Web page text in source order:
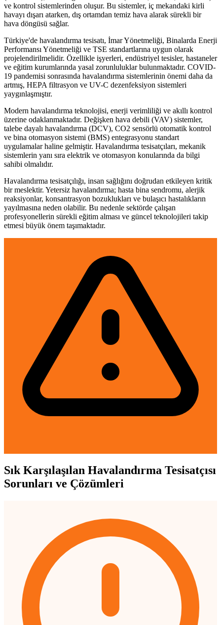
ve kontrol sistemlerinden oluşur. Bu sistemler, iç mekandaki kirli
havayı dışarı atarken, dış ortamdan temiz hava alarak sürekli bir
hava döngüsü sağlar.
Türkiye'de havalandırma tesisatı, İmar Yönetmeliği, Binalarda Enerji
Performansı Yönetmeliği ve TSE standartlarına uygun olarak
projelendirilmelidir. Özellikle işyerleri, endüstriyel tesisler, hastaneler
ve eğitim kurumlarında yasal zorunluluklar bulunmaktadır. COVID-
19 pandemisi sonrasında havalandırma sistemlerinin önemi daha da
artmış, HEPA filtrasyon ve UV-C dezenfeksiyon sistemleri
yaygınlaşmıştır.
Modern havalandırma teknolojisi, enerji verimliliği ve akıllı kontrol
üzerine odaklanmaktadır. Değişken hava debili (VAV) sistemler,
talebe dayalı havalandırma (DCV), CO2 sensörlü otomatik kontrol
ve bina otomasyon sistemi (BMS) entegrasyonu standart
uygulamalar haline gelmiştir. Havalandırma tesisatçıları, mekanik
sistemlerin yanı sıra elektrik ve otomasyon konularında da bilgi
sahibi olmalıdır.
Havalandırma tesisatçılığı, insan sağlığını doğrudan etkileyen kritik
bir meslektir. Yetersiz havalandırma; hasta bina sendromu, alerjik
reaksiyonlar, konsantrasyon bozuklukları ve bulaşıcı hastalıkların
yayılmasına neden olabilir. Bu nedenle sektörde çalışan
profesyonellerin sürekli eğitim alması ve güncel teknolojileri takip
etmesi büyük önem taşımaktadır.
Sık Karşılaşılan Havalandırma Tesisatçısı
Sorunları ve Çözümleri